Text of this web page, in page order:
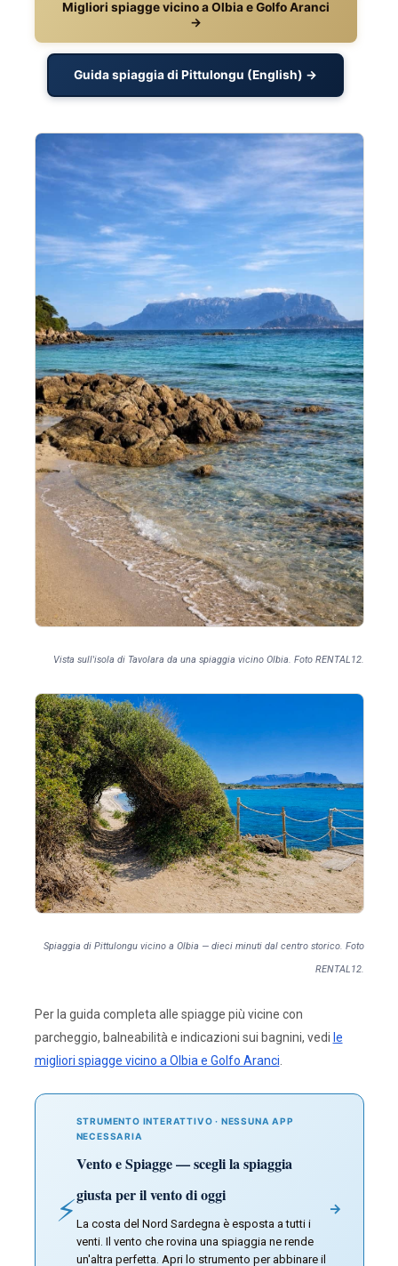
Migliori spiagge vicino a Olbia e Golfo Aranci
→
Guida spiaggia di Pittulongu (English) →
Vista sull'isola di Tavolara da una spiaggia vicino Olbia. Foto RENTAL12.
Spiaggia di Pittulongu vicino a Olbia — dieci minuti dal centro storico. Foto
RENTAL12.
Per la guida completa alle spiagge più vicine con
parcheggio, balneabilità e indicazioni sui bagnini, vedi le
migliori spiagge vicino a Olbia e Golfo Aranci
⚡
STRUMENTO INTERATTIVO · NESSUNA APP
NECESSARIA
Vento e Spiagge — scegli la spiaggia
giusta per il vento di oggi
La costa del Nord Sardegna è esposta a tutti i
venti. Il vento che rovina una spiaggia ne rende
un'altra perfetta. Apri lo strumento per abbinare il
→